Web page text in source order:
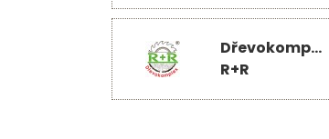
Dřevokomplex
R+R